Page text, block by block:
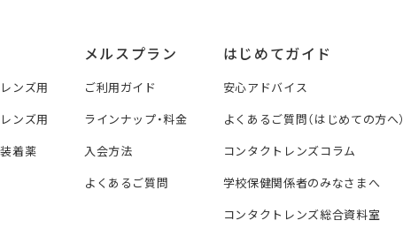
ンズ用
ンズ用
着薬
メルスプラン
ご利用ガイド
ラインナップ・料金
入会方法
よくあるご質問
はじめてガイド
安心アドバイス
よくあるご質問（はじめての方へ）
コンタクトレンズコラム
学校保健関係者のみなさまへ
コンタクトレンズ総合資料室